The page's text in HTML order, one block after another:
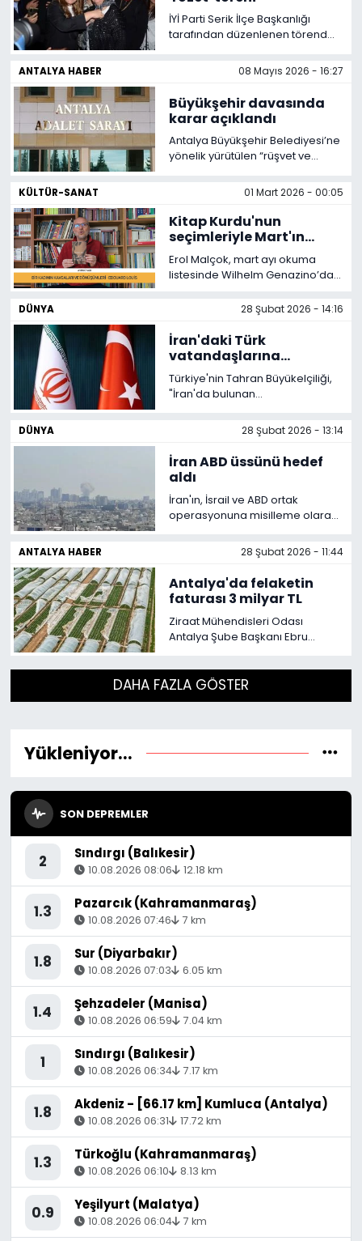
gerçekleştirildi. Turnuva, satranç
severleri bir araya getirdi.
İYİ Parti Serik İlçe Başkanlığı
tarafından düzenlenen törende
üyeye rozet takıldı.
ANTALYA HABER 08 Mayıs 2026 - 16:27
Büyükşehir davasında
karar açıklandı
Antalya Büyükşehir Belediyesi’ne
yönelik yürütülen “rüşvet ve
mahkeme ara kararını açıkladı.
Muhittin Böcek ve Gökhan
Böcek’in tutukluluk hallerine
devam kararı verirken, Fazlı
Ateş’in ise tahliyesine hükmetti.
KÜLTÜR-SANAT 01 Mart 2026 - 00:05
Kitap Kurdu'nun
seçimleriyle Mart'ın
okuma listesi
Erol Malçok, mart ayı okuma
listesinde Wilhelm Genazino’dan
Louis’den Javier Marías ve
Magda Szabó’ya uzanan
seçkisiyle; edebiyat dünyasının
farklı coğrafyalarından seçtiği
eserleri tanıttı.
DÜNYA 28 Şubat 2026 - 14:16
İran'daki Türk
vatandaşlarına
güvenlik uyarısı
Türkiye'nin Tahran Büyükelçiliği,
"İran'da bulunan
bölgelerde kalmaları, askeri
alanlardan ve binalardan uzak
durmaları, dışarı çıkmaktan
imtina etmeleri ve İran'a seyahat
edecek vatandaşlarımızın acil
durumlar hariç seyahatlerini
ertelemeleri tavsiye
DÜNYA 28 Şubat 2026 - 13:14
İran ABD üssünü hedef
aldı
İran'ın, İsrail ve ABD ortak
operasyonuna misilleme olarak
karargahını füzelerle hedef
ANTALYA HABER 28 Şubat 2026 - 11:44
Antalya'da felaketin
faturası 3 milyar TL
Ziraat Mühendisleri Odası
Antalya Şube Başkanı Ebru
hortum ve fırtınalar nedeniyle 14
bin hektar alanda büyük zarar
DAHA FAZLA GÖSTER
Yükleniyor...
SON DEPREMLER
2 Sındırgı (Balıkesir)
10.08.2026 08:06 12.18 km
1.3 Pazarcık (Kahramanmaraş)
10.08.2026 07:46 7 km
1.8 Sur (Diyarbakır)
10.08.2026 07:03 6.05 km
1.4 Şehzadeler (Manisa)
10.08.2026 06:59 7.04 km
1 Sındırgı (Balıkesir)
10.08.2026 06:34 7.17 km
1.8 Akdeniz - [66.17 km] Kumluca (Antalya)
10.08.2026 06:31 17.72 km
1.3 Türkoğlu (Kahramanmaraş)
10.08.2026 06:10 8.13 km
0.9 Yeşilyurt (Malatya)
10.08.2026 06:04 7 km